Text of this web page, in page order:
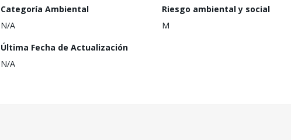
Categoría Ambiental
N/A
Riesgo ambiental y social
M
Última Fecha de Actualización
N/A